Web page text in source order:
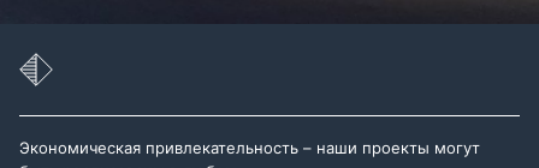
Экономическая привлекательность – наши проекты могут